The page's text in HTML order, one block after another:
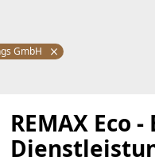
GmbH
REMAX Eco